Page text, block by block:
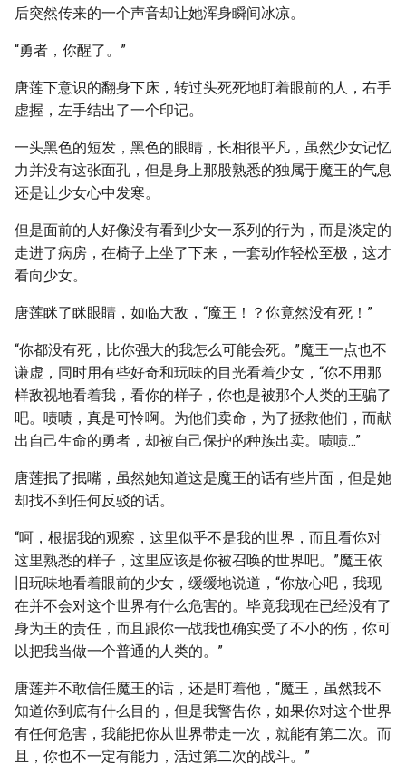
后突然传来的一个声音却让她浑身瞬间冰凉。
“勇者，你醒了。”
唐莲下意识的翻身下床，转过头死死地盯着眼前的人，右手
虚握，左手结出了一个印记。
一头黑色的短发，黑色的眼睛，长相很平凡，虽然少女记忆
力并没有这张面孔，但是身上那股熟悉的独属于魔王的气息
还是让少女心中发寒。
但是面前的人好像没有看到少女一系列的行为，而是淡定的
走进了病房，在椅子上坐了下来，一套动作轻松至极，这才
看向少女。
唐莲眯了眯眼睛，如临大敌，“魔王！？你竟然没有死！”
“你都没有死，比你强大的我怎么可能会死。”魔王一点也不
谦虚，同时用有些好奇和玩味的目光看着少女，“你不用那
样敌视地看着我，看你的样子，你也是被那个人类的王骗了
吧。啧啧，真是可怜啊。为他们卖命，为了拯救他们，而献
出自己生命的勇者，却被自己保护的种族出卖。啧啧...”
唐莲抿了抿嘴，虽然她知道这是魔王的话有些片面，但是她
却找不到任何反驳的话。
“呵，根据我的观察，这里似乎不是我的世界，而且看你对
这里熟悉的样子，这里应该是你被召唤的世界吧。”魔王依
旧玩味地看着眼前的少女，缓缓地说道，“你放心吧，我现
在并不会对这个世界有什么危害的。毕竟我现在已经没有了
身为王的责任，而且跟你一战我也确实受了不小的伤，你可
以把我当做一个普通的人类的。”
唐莲并不敢信任魔王的话，还是盯着他，“魔王，虽然我不
知道你到底有什么目的，但是我警告你，如果你对这个世界
有任何危害，我能把你从世界带走一次，就能有第二次。而
且，你也不一定有能力，活过第二次的战斗。”